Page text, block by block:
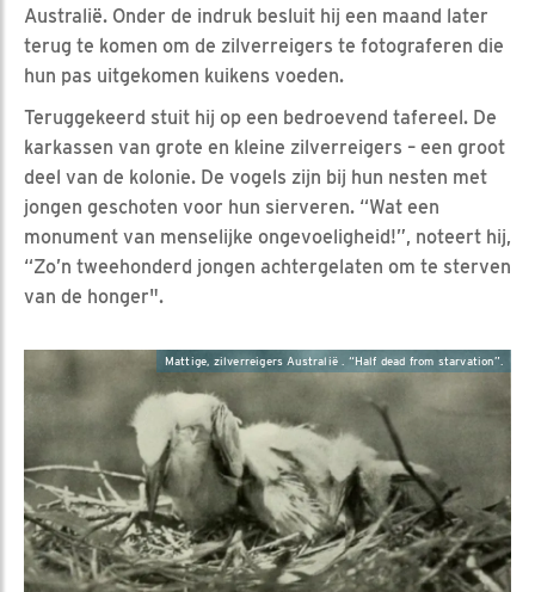
Australië. Onder de indruk besluit hij een maand later
terug te komen om de zilverreigers te fotograferen die
hun pas uitgekomen kuikens voeden.
Teruggekeerd stuit hij op een bedroevend tafereel. De
karkassen van grote en kleine zilverreigers – een groot
deel van de kolonie. De vogels zijn bij hun nesten met
jongen geschoten voor hun sierveren. “Wat een
monument van menselijke ongevoeligheid!”, noteert hij,
“Zo’n tweehonderd jongen achtergelaten om te sterven
van de honger".
Mattige, zilverreigers Australië . “Half dead from starvation”.